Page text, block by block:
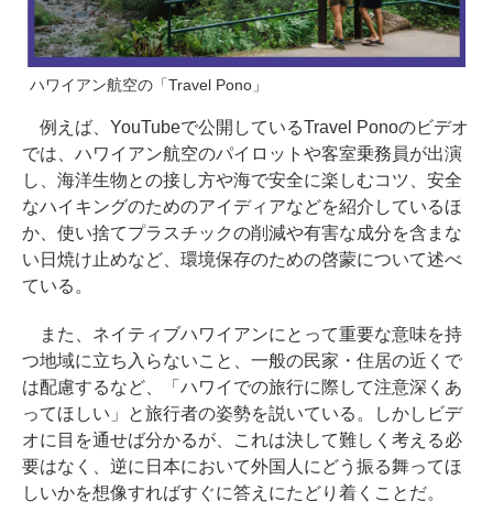
ハワイアン航空の「Travel Pono」
例えば、YouTubeで公開しているTravel Ponoのビデオ
では、ハワイアン航空のパイロットや客室乗務員が出演
し、海洋生物との接し方や海で安全に楽しむコツ、安全
なハイキングのためのアイディアなどを紹介しているほ
か、使い捨てプラスチックの削減や有害な成分を含まな
い日焼け止めなど、環境保存のための啓蒙について述べ
ている。
また、ネイティブハワイアンにとって重要な意味を持
つ地域に立ち入らないこと、一般の民家・住居の近くで
は配慮するなど、「ハワイでの旅行に際して注意深くあ
ってほしい」と旅行者の姿勢を説いている。しかしビデ
オに目を通せば分かるが、これは決して難しく考える必
要はなく、逆に日本において外国人にどう振る舞ってほ
しいかを想像すればすぐに答えにたどり着くことだ。